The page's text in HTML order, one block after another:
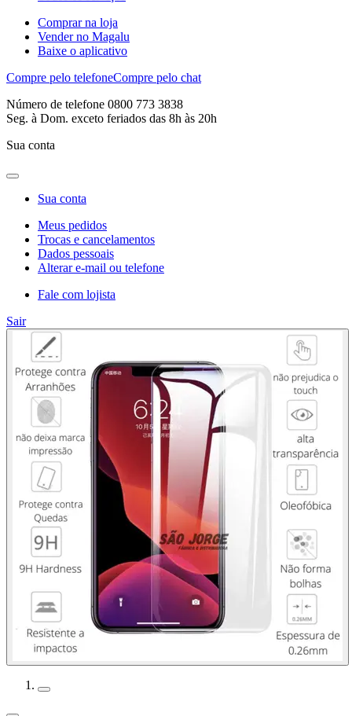
Comprar na loja
Vender no Magalu
Baixe o aplicativo
Compre pelo telefoneCompre pelo chat
Número de telefone 0800 773 3838
Seg. à Dom. exceto feriados das 8h às 20h
Sua conta
Sua conta
Meus pedidos
Trocas e cancelamentos
Dados pessoais
Alterar e-mail ou telefone
Fale com lojista
Sair